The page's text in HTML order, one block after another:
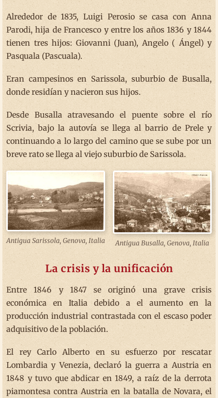
Alrededor de 1835, Luigi Perosio se casa con Anna
Parodi, hija de Francesco y entre los años 1836 y 1844
tienen tres hijos: Giovanni (Juan), Angelo ( Ángel) y
Pasquala (Pascuala).
Eran campesinos en Sarissola, suburbio de Busalla,
donde residían y nacieron sus hijos.
Desde Busalla atravesando el puente sobre el río
Scrivia, bajo la autovía se llega al barrio de Prele y
continuando a lo largo del camino que se sube por un
breve rato se llega al viejo suburbio de Sarissola.
Antigua Sarissola, Genova, Italia Antigua Busalla, Genova, Italia
La crisis y la unificación
Entre 1846 y 1847 se originó una grave crisis
económica en Italia debido a el aumento en la
producción industrial contrastada con el escaso poder
adquisitivo de la población.
El rey Carlo Alberto en su esfuerzo por rescatar
Lombardia y Venezia, declaró la guerra a Austria en
1848 y tuvo que abdicar en 1849, a raíz de la derrota
piamontesa contra Austria en la batalla de Novara, el